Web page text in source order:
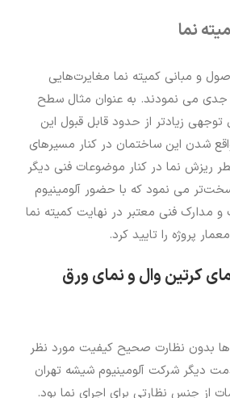
نما
و مبانی کمیته نما مغایرت‌هایی
می نمودند. به عنوان مثال سطح
زیادتر از حدود قابل قبول این
شدن این ساختمان در کنار مسیرهای
ریزش نما در کنار موضوعات فنی دیگر
سخت‌تر می نمود که با حضور آلومینیوم
و مدارک فنی معتبر در نهایت کمیته نما
پروژه را تایید کرد.
کرتین وال و نمای ورق
بدون نظارت صحیح کیفیت مورد نظر
دیگر شرکت آلومینیوم شیشه تهران
از جنس نظارتی برای اجرای نما بود.